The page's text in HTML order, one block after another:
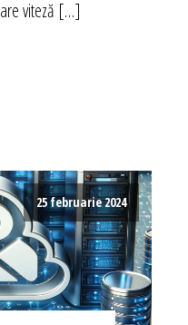
viteză […]
25 februarie 2024